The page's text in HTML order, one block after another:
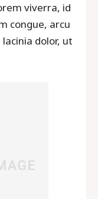
viverra, id
congue, arcu
dolor, ut